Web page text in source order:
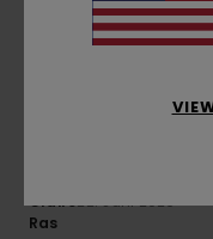
Claire22. Juni 2026
Ras